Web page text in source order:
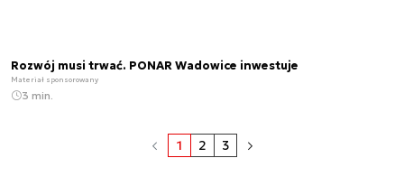
Rozwój musi trwać. PONAR Wadowice inwestuje
Materiał sponsorowany
3 min.
1 2 3